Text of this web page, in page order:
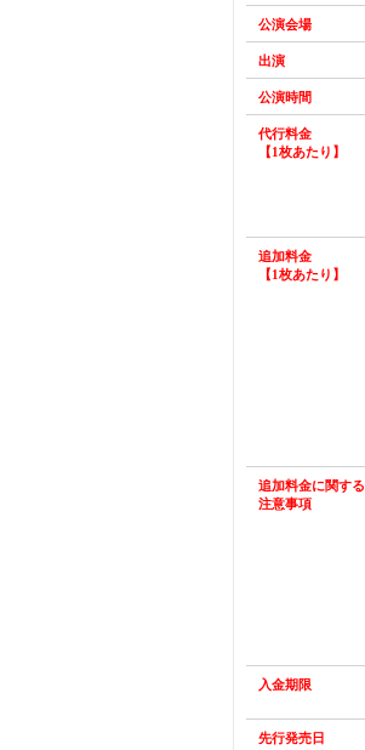
公演会場
出演
公演時間
代行料金
【1枚あたり】
追加料金
【1枚あたり】
追加料金に関する
注意事項
入金期限
先行発売日